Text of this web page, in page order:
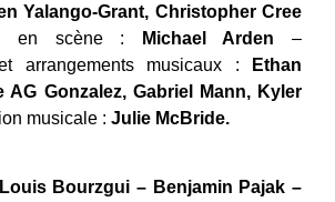
Yalango-Grant, Christopher Cree
en scène : Michael Arden –
arrangements musicaux :
Ethan
AG Gonzalez, Gabriel Mann, Kyler
musicale : Julie McBride.
Bourzgui – Benjamin Pajak –